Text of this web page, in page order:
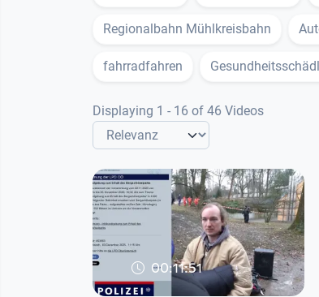
Regionalbahn Mühlkreisbahn
fahrradfahren
Displaying 1 - 16 of 46 Videos
00:11:51